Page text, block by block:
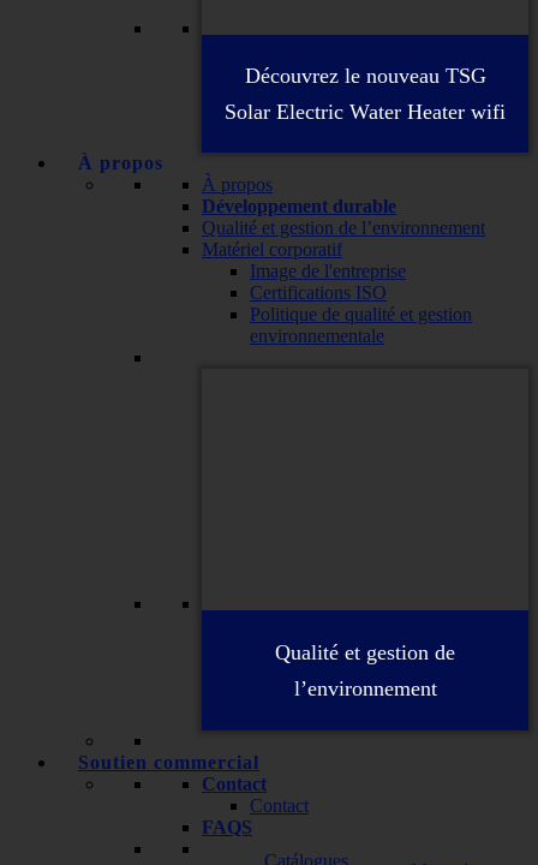
Découvrez le nouveau TSG
Solar Electric Water Heater wifi
À propos
À propos
Développement durable
Qualité et gestion de l’environnement
Matériel corporatif
Image de l'entreprise
Certifications ISO
Politique de qualité et gestion
environnementale
Qualité et gestion de
l’environnement
Soutien commercial
Contact
Contact
FAQS
Catálogues